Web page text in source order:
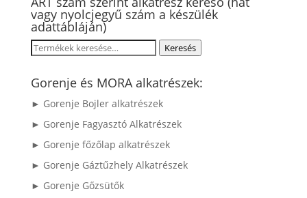
vagy nyolcjegyű szám a készülék
adattábláján)
Keresés
következőre:
Keresés
Gorenje és MORA alkatrészek:
► Gorenje Bojler alkatrészek
► Gorenje Fagyasztó Alkatrészek
► Gorenje főzőlap alkatrészek
► Gorenje Gáztűzhely Alkatrészek
► Gorenje Gőzsütők